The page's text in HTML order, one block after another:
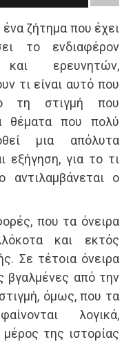
ζήτημα που έχει
το ενδιαφέρον
ερευνητών,
τι είναι αυτό που
τη στιγμή που
θέματα που πολύ
μια απόλυτα
εξήγηση, για το τι
ο
που τα όνειρα
και εκτός
Σε τέτοια όνειρα
βγαλμένες από την
όμως, που τα
λογικά,
της ιστορίας